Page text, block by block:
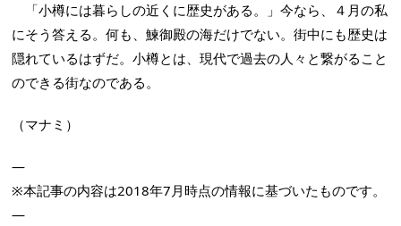
「小樽には暮らしの近くに歴史がある。」今なら、４月の私
にそう答える。何も、鰊御殿の海だけでない。街中にも歴史は
隠れているはずだ。小樽とは、現代で過去の人々と繋がること
のできる街なのである。
（マナミ）
—
※本記事の内容は2018年7月時点の情報に基づいたものです。
—